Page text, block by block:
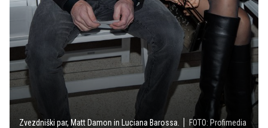
Zvezdniški par, Matt Damon in Luciana Barossa. FOTO: Profimedia